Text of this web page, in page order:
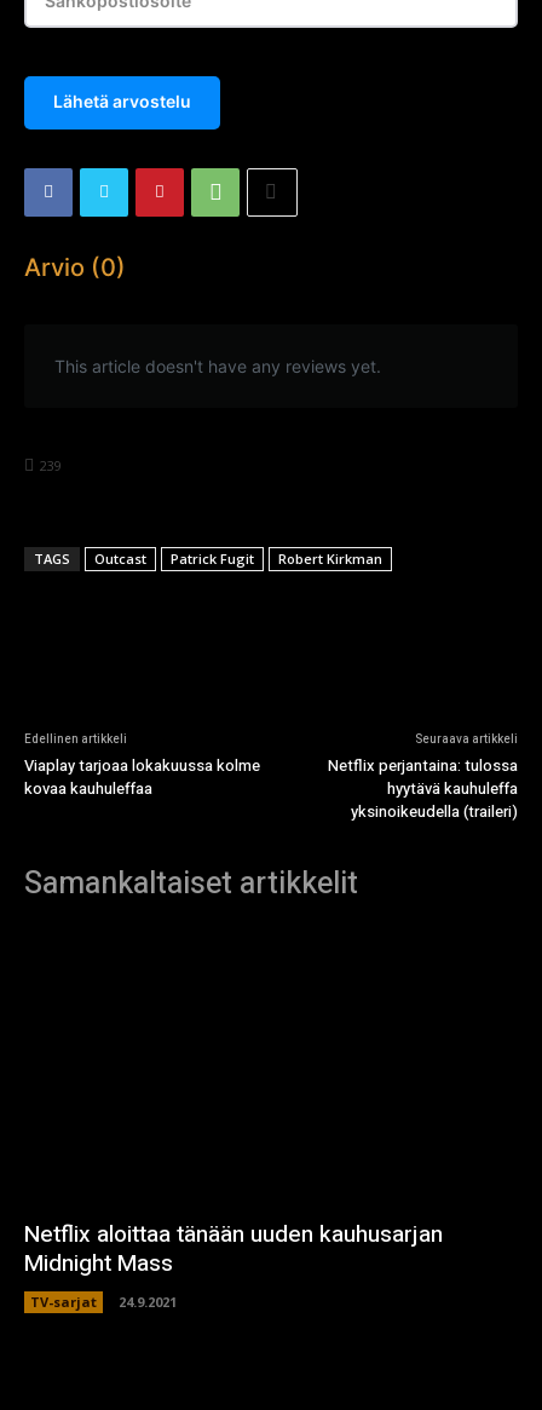
Lähetä arvostelu
Arvio (0)
This article doesn't have any reviews yet.
239
TAGS Outcast Patrick Fugit Robert Kirkman
Edellinen artikkeli
Viaplay tarjoaa lokakuussa kolme
kovaa kauhuleffaa
Seuraava artikkeli
Netflix perjantaina: tulossa
hyytävä kauhuleffa
yksinoikeudella (traileri)
Samankaltaiset artikkelit
Netflix aloittaa tänään uuden kauhusarjan
Midnight Mass
TV-sarjat 24.9.2021